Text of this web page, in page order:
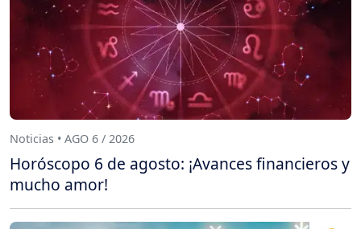
Noticias • AGO 6 / 2026
Horóscopo 6 de agosto: ¡Avances financieros y
mucho amor!